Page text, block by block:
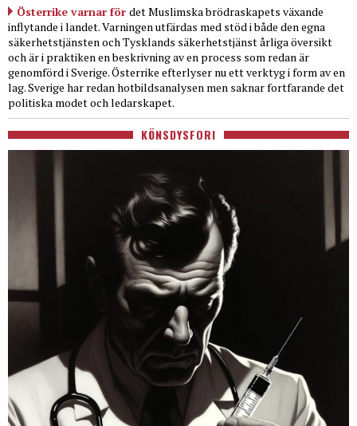
Österrike varnar för det Muslimska brödraskapets växande
inflytande i landet. Varningen utfärdas med stöd i både den egna
säkerhetstjänsten och Tysklands säkerhetstjänst årliga översikt
och är i praktiken en beskrivning av en process som redan är
genomförd i Sverige. Österrike efterlyser nu ett verktyg i form av en
lag. Sverige har redan hotbildsanalysen men saknar fortfarande det
politiska modet och ledarskapet.
KÖNSDYSFORI